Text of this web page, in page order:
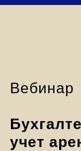
Вебинар
учет